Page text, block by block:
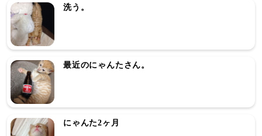
洗う。
最近のにゃんたさん。
にゃんた2ヶ月